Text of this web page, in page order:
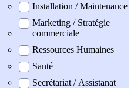
Installation / Maintenance
Marketing / Stratégie
commerciale
Ressources Humaines
Santé
Secrétariat / Assistanat